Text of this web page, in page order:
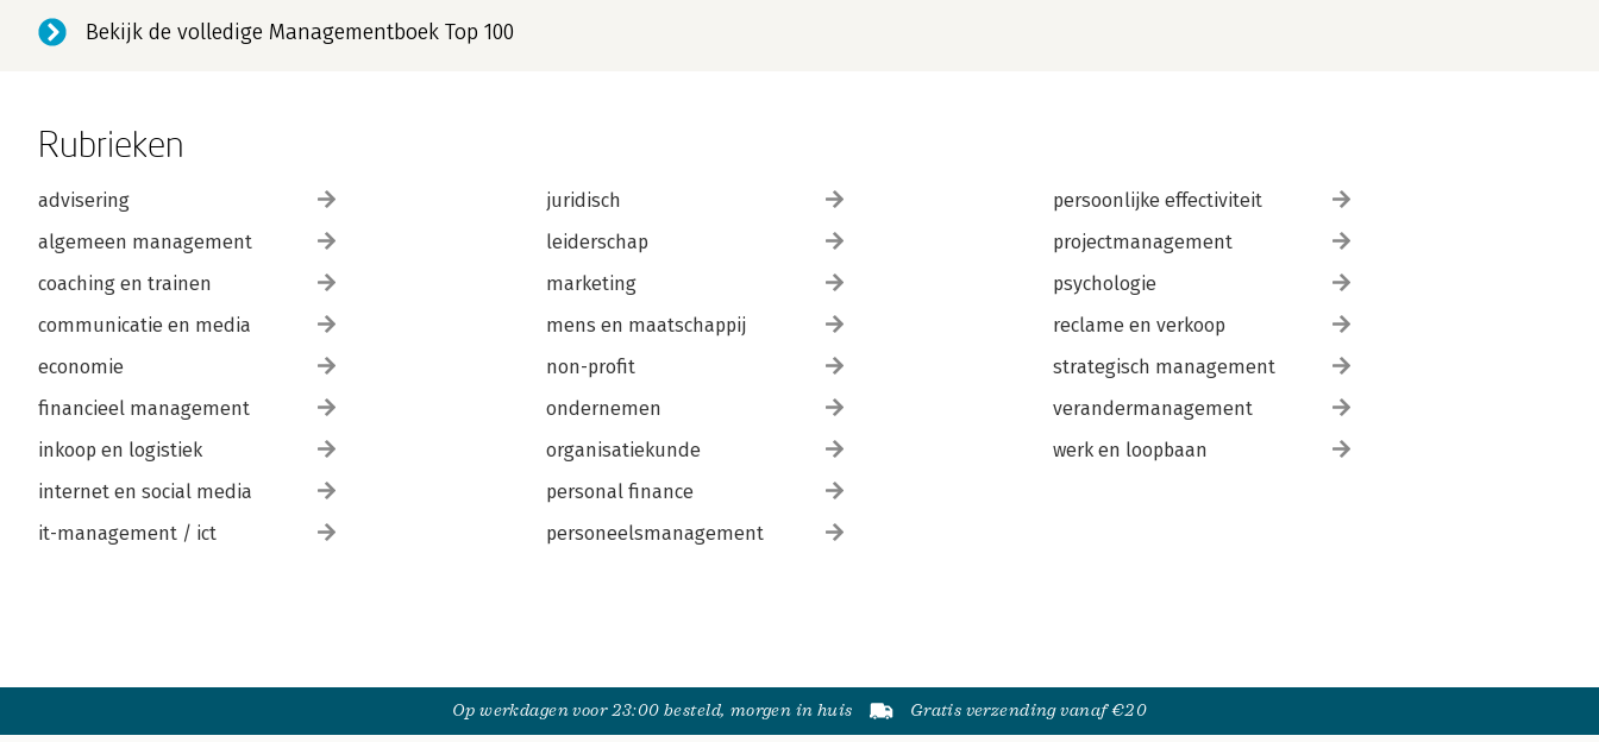
Bekijk de volledige Managementboek Top 100
Rubrieken
advisering
algemeen management
coaching en trainen
communicatie en media
economie
financieel management
inkoop en logistiek
internet en social media
it-management / ict
juridisch
leiderschap
marketing
mens en maatschappij
non-profit
ondernemen
organisatiekunde
personal finance
personeelsmanagement
persoonlijke effectiviteit
projectmanagement
psychologie
reclame en verkoop
strategisch management
verandermanagement
werk en loopbaan
Op werkdagen voor 23:00 besteld, morgen in huis Gratis verzending vanaf €20